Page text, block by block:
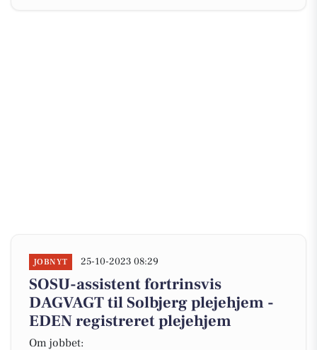
JOBNYT 25-10-2023 08:29
SOSU-assistent fortrinsvis
DAGVAGT til Solbjerg plejehjem -
EDEN registreret plejehjem
Om jobbet: